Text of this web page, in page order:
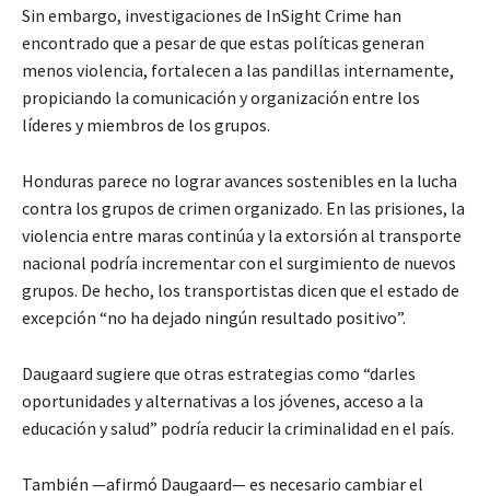
Sin embargo, investigaciones de InSight Crime han
encontrado que a pesar de que estas políticas generan
menos violencia, fortalecen a las pandillas internamente,
propiciando la comunicación y organización entre los
líderes y miembros de los grupos.
Honduras parece no lograr avances sostenibles en la lucha
contra los grupos de crimen organizado. En las prisiones, la
violencia entre maras continúa y la extorsión al transporte
nacional podría incrementar con el surgimiento de nuevos
grupos. De hecho, los transportistas dicen que el estado de
excepción “no ha dejado ningún resultado positivo”.
Daugaard sugiere que otras estrategias como “darles
oportunidades y alternativas a los jóvenes, acceso a la
educación y salud” podría reducir la criminalidad en el país.
También —afirmó Daugaard— es necesario cambiar el